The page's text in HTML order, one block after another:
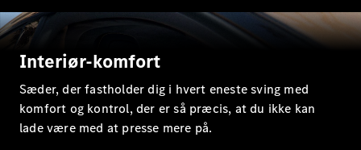
Alle
CLA
Shooting
Brake
Elektrisk
Interiør-komfort
Sæder, der fastholder dig i hvert eneste sving med
komfort og kontrol, der er så præcis, at du ikke kan
lade være med at presse mere på.